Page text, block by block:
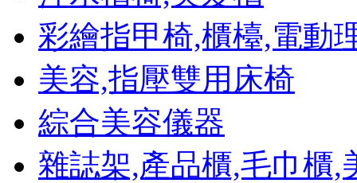
彩繪指甲椅,櫃檯,電動
美容,指壓雙用床椅
綜合美容儀器
雜誌架,產品櫃,毛巾櫃,